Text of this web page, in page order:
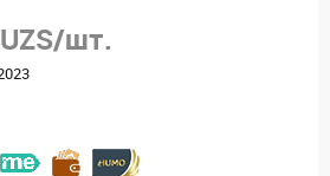
UZS/шт.